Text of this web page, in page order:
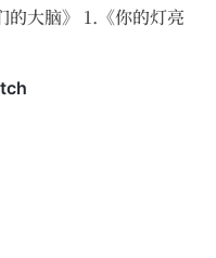
的大脑》 1.《你的灯亮